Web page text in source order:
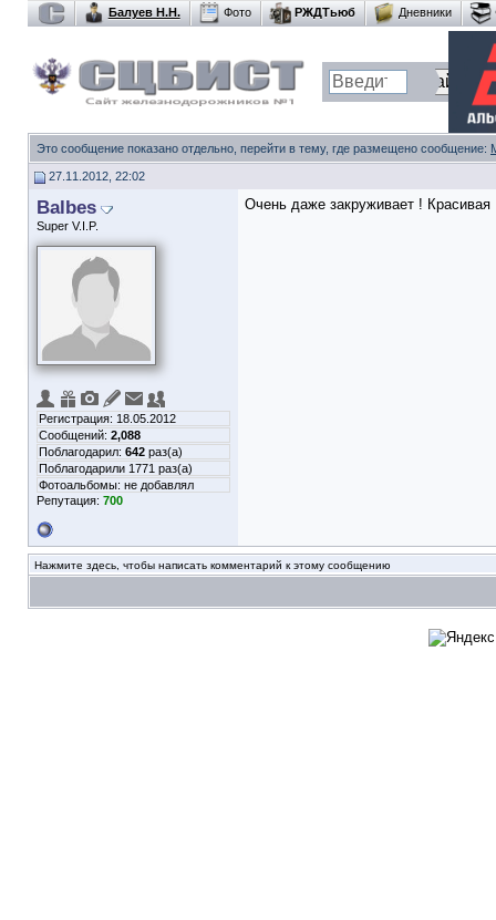
Балуев Н.Н. Фото РЖДТьюб Дневники
Это сообщение показано отдельно, перейти в тему, где размещено сообщение:
27.11.2012, 22:02
Balbes
Super V.I.P.
Регистрация: 18.05.2012
Сообщений: 2,088
Поблагодарил: 642 раз(а)
Поблагодарили 1771 раз(а)
Фотоальбомы: не добавлял
Репутация: 700
Очень даже закруживает ! Красивая
Нажмите здесь, чтобы написать комментарий к этому сообщению